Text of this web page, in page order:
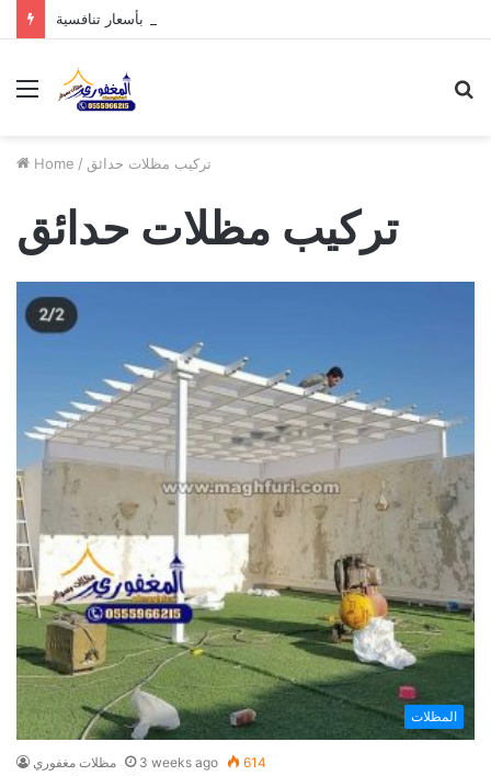
Menu
Home / تركيب مظلات حدائق
تركيب مظلات حدائق
المظلات
مظلات مغفوري 3 weeks ago 614